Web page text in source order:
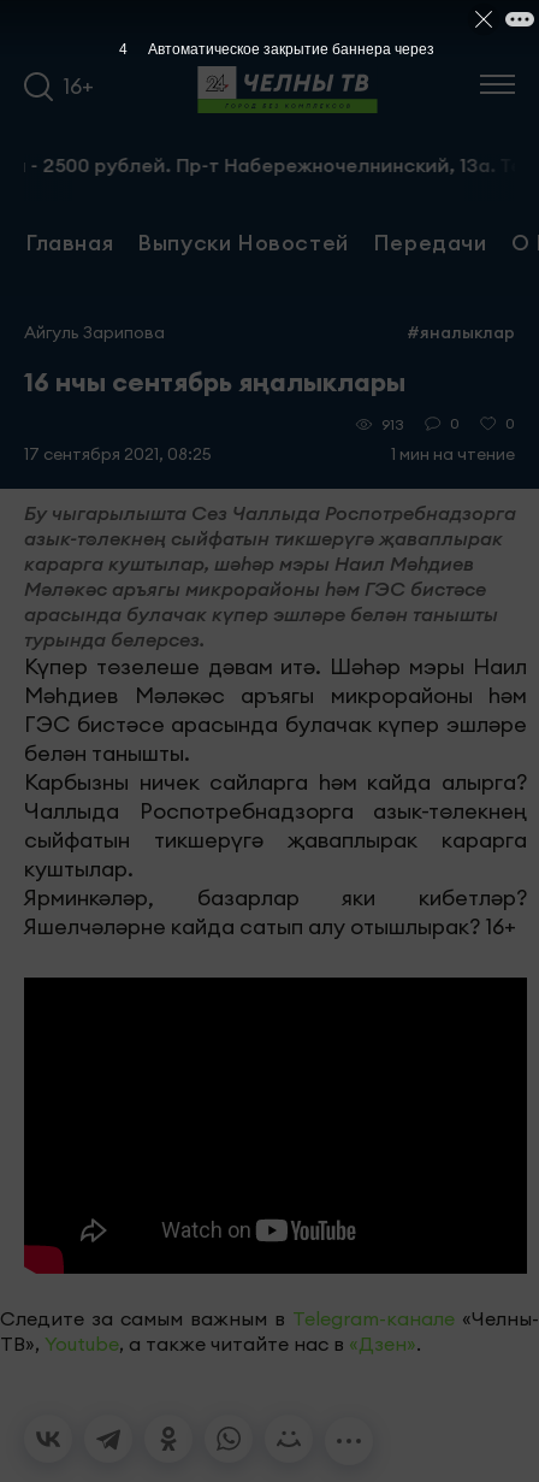
16+
рублей. Пр-т Набережночелнинский, 13а. Тел.: 8-
Главная Выпуски Новостей Передачи О
Айгуль Зарипова #яналыклар
16 нчы сентябрь яңалыклары
17 сентября 2021, 08:25
913 0 0
1 мин на чтение
Бу чыгарылышта Сез Чаллыда Роспотребнадзорга
азык-төлекнең сыйфатын тикшерүгә җаваплырак
карарга куштылар, шәһәр мэры Наил Мәһдиев
Мәләкәс аръягы микрорайоны һәм ГЭС бистәсе
арасында булачак күпер эшләре белән танышты
турында белерсез.
Күпер төзелеше дәвам итә. Шәһәр мэры Наил
Мәһдиев Мәләкәс аръягы микрорайоны һәм
ГЭС бистәсе арасында булачак күпер эшләре
белән танышты.
Карбызны ничек сайларга һәм кайда алырга?
Чаллыда Роспотребнадзорга азык-төлекнең
сыйфатын тикшерүгә җаваплырак карарга
куштылар.
Ярминкәләр, базарлар яки кибетләр?
Яшелчәләрне кайда сатып алу отышлырак? 16+
Следите за самым важным в Telegram-канале «Челны-
ТВ», Youtube, а также читайте нас в «Дзен».
3 Автоматическое закрытие баннера через